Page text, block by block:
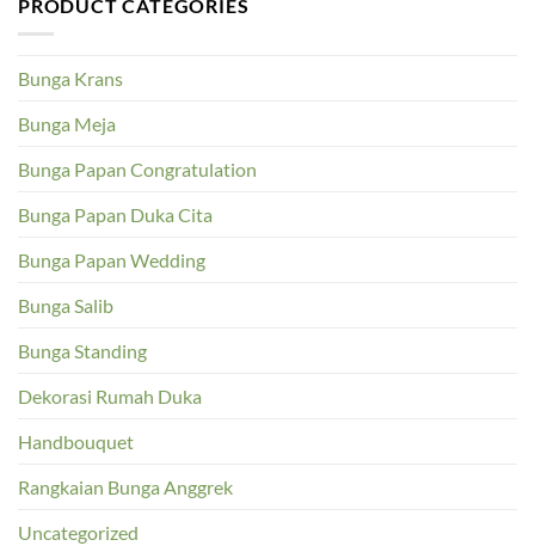
PRODUCT CATEGORIES
Bunga Krans
Bunga Meja
Bunga Papan Congratulation
Bunga Papan Duka Cita
Bunga Papan Wedding
Bunga Salib
Bunga Standing
Dekorasi Rumah Duka
Handbouquet
Rangkaian Bunga Anggrek
Uncategorized